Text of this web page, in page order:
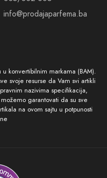
info@prodajaparfema.ba
konvertibilnim markama (BAM).
svoje resurse da Vam svi artikli
nazivima specifikacija,
garantovati da su sve
na ovom sajtu u potpunosti